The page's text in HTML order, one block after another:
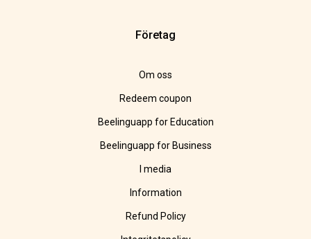
Företag
Om oss
Redeem coupon
Beelinguapp for Education
Beelinguapp for Business
I media
Information
Refund Policy